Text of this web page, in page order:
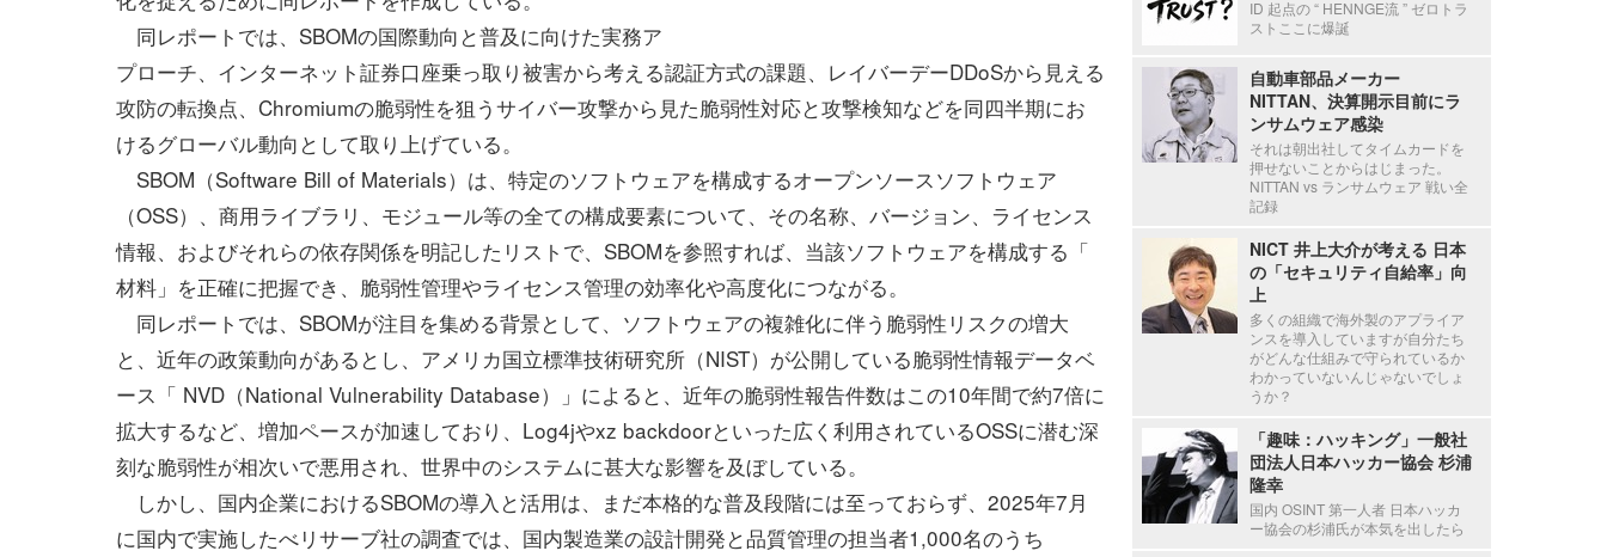
同レポートでは、SBOMの国際動向と普及に向けた実務ア
プローチ、インターネット証券口座乗っ取り被害から考える認証方式の課題、レイバーデーDDoSから見える
攻防の転換点、Chromiumの脆弱性を狙うサイバー攻撃から見た脆弱性対応と攻撃検知などを同四半期にお
けるグローバル動向として取り上げている。
SBOM（Software Bill of Materials）は、特定のソフトウェアを構成するオープンソースソフトウェア
（OSS）、商用ライブラリ、モジュール等の全ての構成要素について、その名称、バージョン、ライセンス
情報、およびそれらの依存関係を明記したリストで、SBOMを参照すれば、当該ソフトウェアを構成する「
材料」を正確に把握でき、脆弱性管理やライセンス管理の効率化や高度化につながる。
同レポートでは、SBOMが注目を集める背景として、ソフトウェアの複雑化に伴う脆弱性リスクの増大
と、近年の政策動向があるとし、アメリカ国立標準技術研究所（NIST）が公開している脆弱性情報データベ
ース「 NVD（National Vulnerability Database）」によると、近年の脆弱性報告件数はこの10年間で約7倍に
拡大するなど、増加ペースが加速しており、Log4jやxz backdoorといった広く利用されているOSSに潜む深
刻な脆弱性が相次いで悪用され、世界中のシステムに甚大な影響を及ぼしている。
しかし、国内企業におけるSBOMの導入と活用は、まだ本格的な普及段階には至っておらず、2025年7月
に国内で実施したべリサーブ社の調査では、国内製造業の設計開発と品質管理の担当者1,000名のうち
ID 起点の “ HENNGE流 ” ゼロトラ
ストここに爆誕
自動車部品メーカー
NITTAN、決算開示目前にラ
ンサムウェア感染
それは朝出社してタイムカードを
押せないことからはじまった。
NITTAN vs ランサムウェア 戦い全
記録
NICT 井上大介が考える 日本
の「セキュリティ自給率」向
上
多くの組織で海外製のアプライア
ンスを導入していますが自分たち
がどんな仕組みで守られているか
わかっていないんじゃないでしょ
うか？
「趣味：ハッキング」一般社
団法人日本ハッカー協会 杉浦
隆幸
国内 OSINT 第一人者 日本ハッカ
ー協会の杉浦氏が本気を出したら